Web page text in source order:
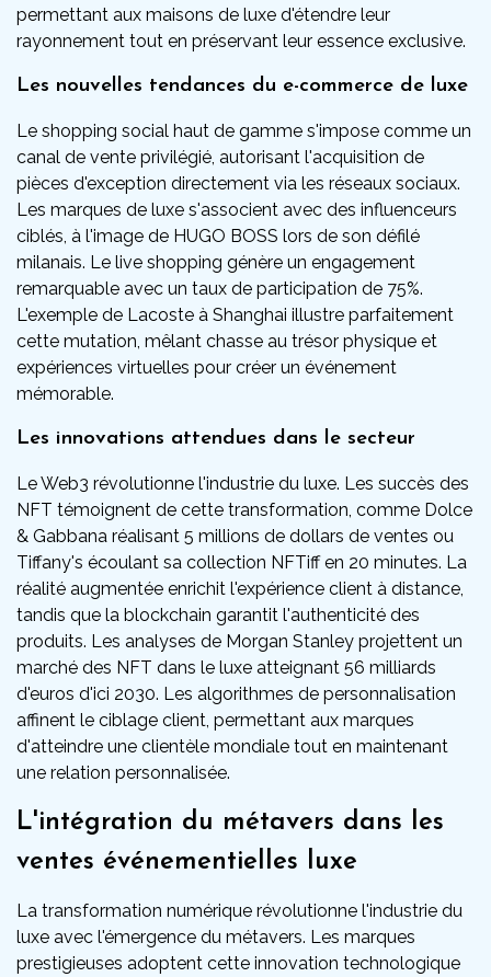
permettant aux maisons de luxe d'étendre leur
rayonnement tout en préservant leur essence exclusive.
Les nouvelles tendances du e-commerce de luxe
Le shopping social haut de gamme s'impose comme un
canal de vente privilégié, autorisant l'acquisition de
pièces d'exception directement via les réseaux sociaux.
Les marques de luxe s'associent avec des influenceurs
ciblés, à l'image de HUGO BOSS lors de son défilé
milanais. Le live shopping génère un engagement
remarquable avec un taux de participation de 75%.
L'exemple de Lacoste à Shanghai illustre parfaitement
cette mutation, mêlant chasse au trésor physique et
expériences virtuelles pour créer un événement
mémorable.
Les innovations attendues dans le secteur
Le Web3 révolutionne l'industrie du luxe. Les succès des
NFT témoignent de cette transformation, comme Dolce
& Gabbana réalisant 5 millions de dollars de ventes ou
Tiffany's écoulant sa collection NFTiff en 20 minutes. La
réalité augmentée enrichit l'expérience client à distance,
tandis que la blockchain garantit l'authenticité des
produits. Les analyses de Morgan Stanley projettent un
marché des NFT dans le luxe atteignant 56 milliards
d'euros d'ici 2030. Les algorithmes de personnalisation
affinent le ciblage client, permettant aux marques
d'atteindre une clientèle mondiale tout en maintenant
une relation personnalisée.
L'intégration du métavers dans les
ventes événementielles luxe
La transformation numérique révolutionne l'industrie du
luxe avec l'émergence du métavers. Les marques
prestigieuses adoptent cette innovation technologique